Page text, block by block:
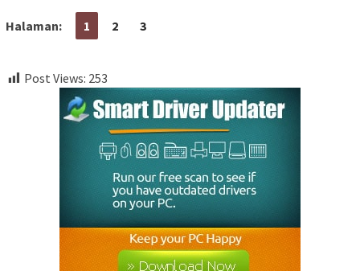
Halaman: 1 2 3
Post Views: 253